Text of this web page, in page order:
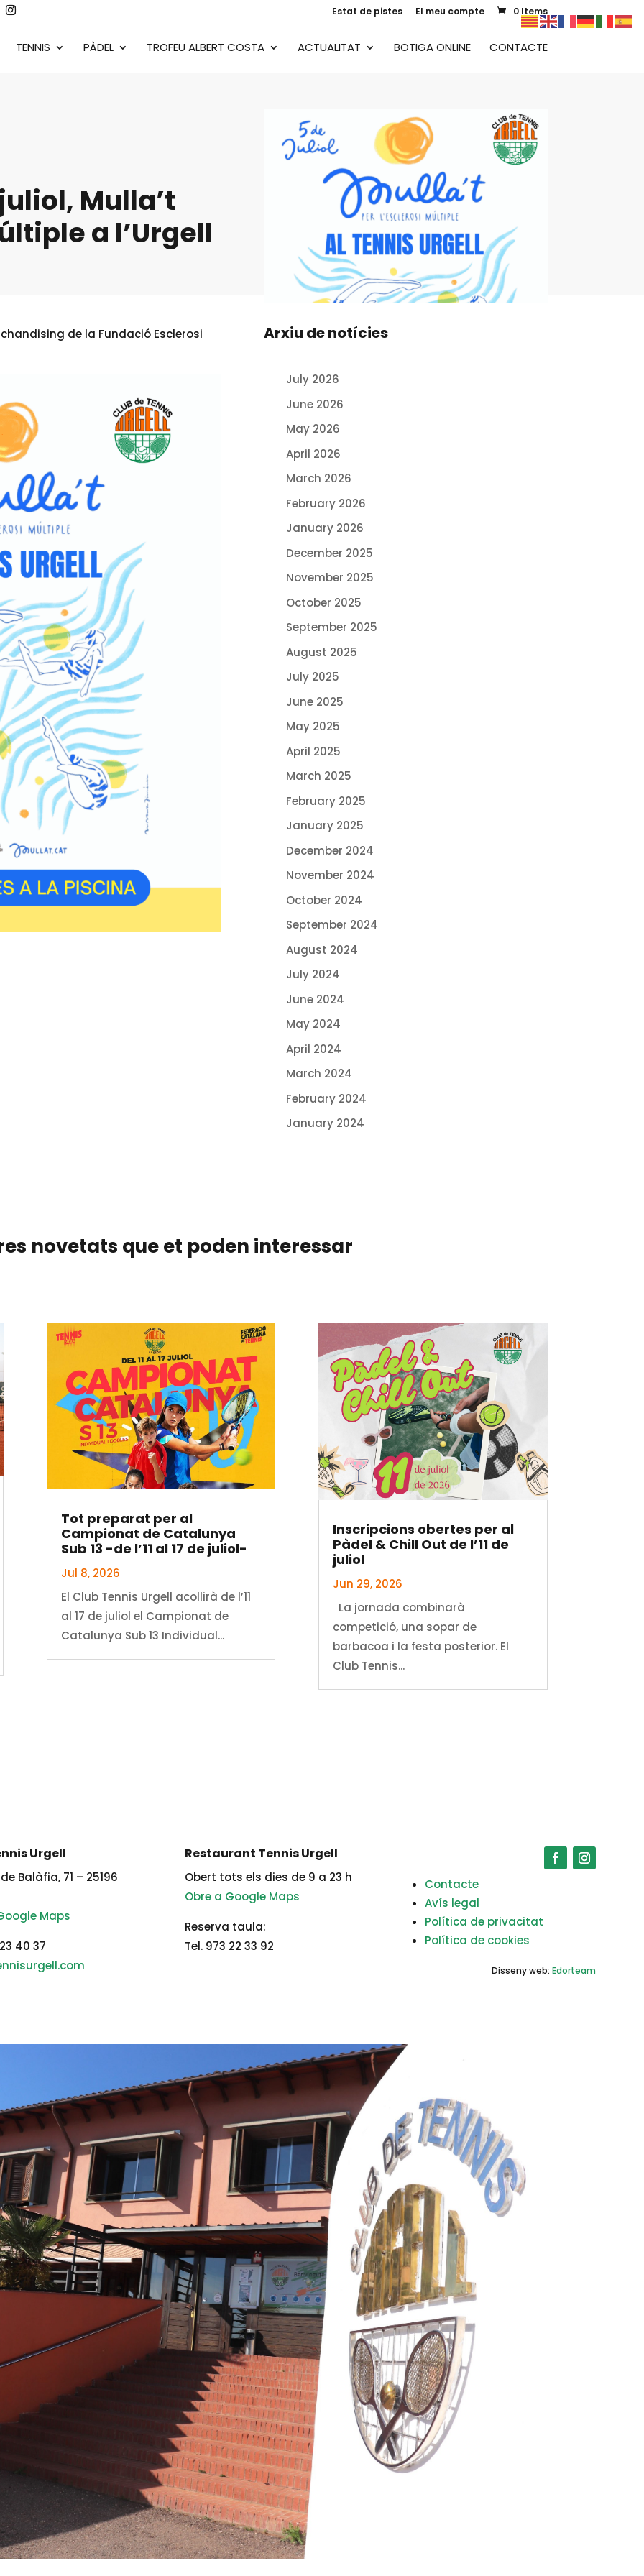
Estat de pistes El meu compte 0 Items
TENNIS PÀDEL TROFEU ALBERT COSTA ACTUALITAT BOTIGA ONLINE CONTACTE
Mulla’t
a l’Urgell
de la Fundació Esclerosi Arxiu de notícies
July 2026
June 2026
May 2026
April 2026
March 2026
February 2026
January 2026
December 2025
November 2025
October 2025
September 2025
August 2025
July 2025
June 2025
May 2025
April 2025
March 2025
February 2025
January 2025
December 2024
November 2024
October 2024
September 2024
August 2024
July 2024
June 2024
May 2024
April 2024
March 2024
February 2024
January 2024
novetats que et poden interessar
Tot preparat per al
Campionat de Catalunya
Sub 13 -de l’11 al 17 de juliol-
Jul 8, 2026
El Club Tennis Urgell acollirà de l’11
al 17 de juliol el Campionat de
Catalunya Sub 13 Individual...
Inscripcions obertes per al
Pàdel & Chill Out de l’11 de
juliol
Jun 29, 2026
La jornada combinarà
competició, una sopar de
barbacoa i la festa posterior. El
Club Tennis...
Urgell
Balàfia, 71 – 25196
Maps
40 37
Restaurant Tennis Urgell
Obert tots els dies de 9 a 23 h
Obre a Google Maps
Reserva taula:
Tel. 973 22 33 92
Contacte
Avís legal
Política de privacitat
Política de cookies
Disseny web: Edorteam